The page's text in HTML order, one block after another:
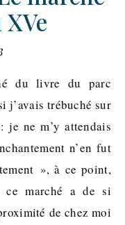
j’avais trébuché sur
je ne m’y attendais
n’en fut
», à ce point,
ce marché a de si
de chez moi